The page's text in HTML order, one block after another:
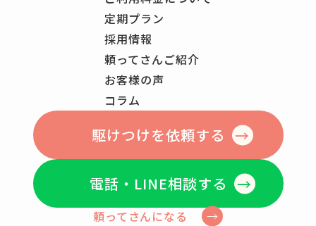
定期プラン
採用情報
頼ってさんご紹介
お客様の声
コラム
駆けつけを依頼する
電話・LINE相談する
頼ってさんになる